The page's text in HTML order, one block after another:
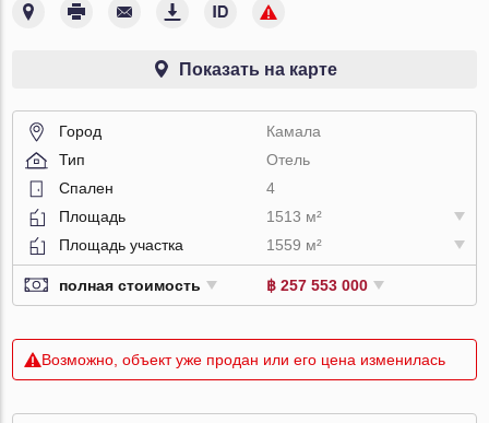
Показать на карте
Город
Камала
Тип
Отель
Спален
4
Площадь
1513 м²
Площадь участка
1559 м²
полная стоимость ฿ 257 553 000
Возможно, объект уже продан или его цена изменилась